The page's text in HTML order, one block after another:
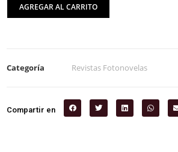
AGREGAR AL CARRITO
Categoría Revistas Fotonovelas
Compartir en